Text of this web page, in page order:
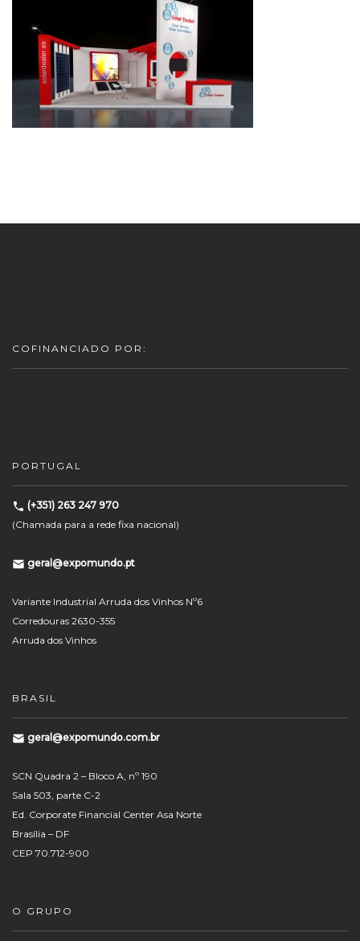
COFINANCIADO POR:
PORTUGAL
(+351) 263 247 970
(Chamada para a rede fixa nacional)
geral@expomundo.pt
Variante Industrial Arruda dos Vinhos Nº6
Corredouras 2630-355
Arruda dos Vinhos
BRASIL
geral@expomundo.com.br
SCN Quadra 2 – Bloco A, nº 190
Sala 503, parte C-2
Ed. Corporate Financial Center Asa Norte
Brasília – DF
CEP 70.712-900
O GRUPO